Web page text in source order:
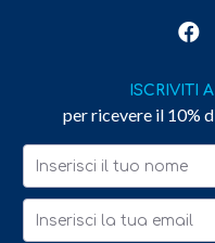
ISCRIVITI
per ricevere il 10%